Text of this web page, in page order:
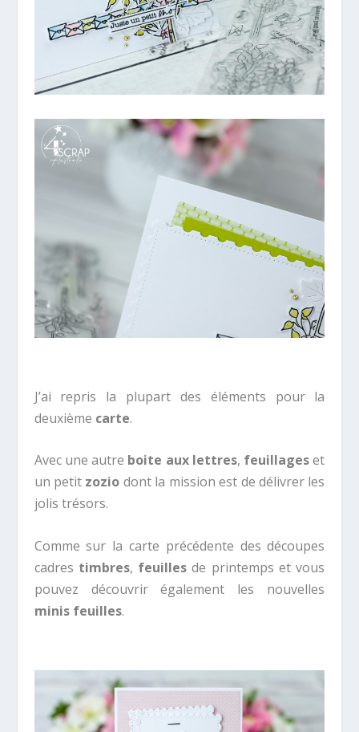
J’ai repris la plupart des éléments pour la
deuxième carte.
Avec une autre boite aux lettres, feuillageset
un petit zozio dont la mission est de délivrer les
jolis trésors.
Comme sur la carte précédente des découpes
cadres timbres, feuilles de printemps et vous
pouvez découvrir également les nouvelles
minis feuilles.